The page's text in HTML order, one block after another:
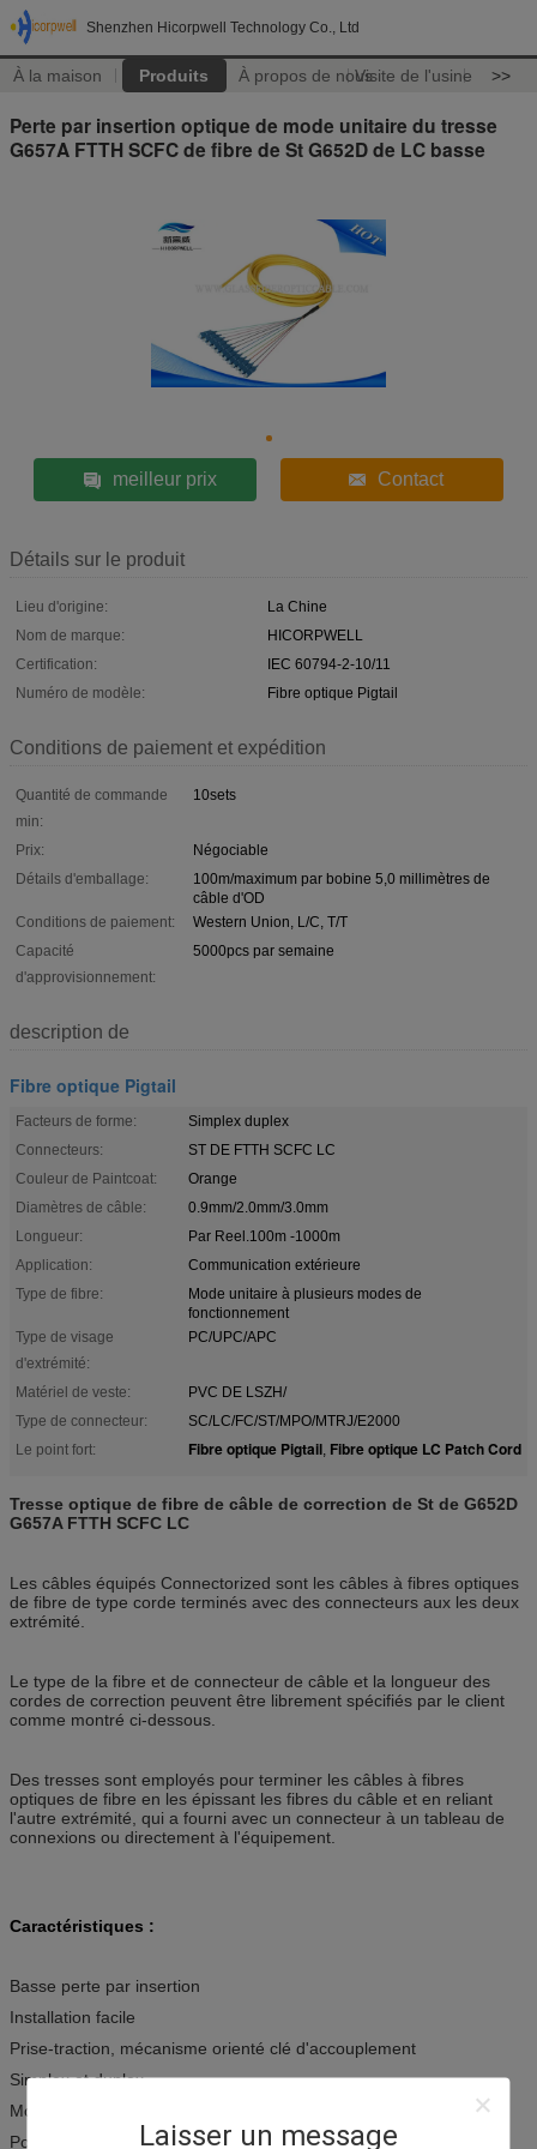
Shenzhen Hicorpwell Technology Co., Ltd
À la maison Produits À propos de nousVisite de l'usine >>
Laisser un message
Perte par insertion optique de mode unitaire du tresse
G657A FTTH SCFC de fibre de St G652D de LC basse
meilleur prix Contact
Détails sur le produit
Lieu d'origine:
La Chine
Nom de marque:
HICORPWELL
Certification:
IEC 60794-2-10/11
Numéro de modèle:
Fibre optique Pigtail
Conditions de paiement et expédition
Quantité de commande
min:
10sets
Prix:
Négociable
Détails d'emballage:
100m/maximum par bobine 5,0 millimètres de
câble d'OD
Conditions de paiement:
Western Union, L/C, T/T
Capacité
d'approvisionnement:
5000pcs par semaine
description de
Fibre optique Pigtail
Facteurs de forme:
Simplex duplex
Connecteurs:
ST DE FTTH SCFC LC
Couleur de Paintcoat:
Orange
Diamètres de câble:
0.9mm/2.0mm/3.0mm
Longueur:
Par Reel.100m -1000m
Application:
Communication extérieure
Type de fibre:
Mode unitaire à plusieurs modes de
fonctionnement
Type de visage
d'extrémité:
PC/UPC/APC
Matériel de veste:
PVC DE LSZH/
Type de connecteur:
SC/LC/FC/ST/MPO/MTRJ/E2000
Le point fort:
Fibre optique Pigtail, Fibre optique LC Patch Cord
Tresse optique de fibre de câble de correction de St de G652D
G657A FTTH SCFC LC
Les câbles équipés Connectorized sont les câbles à fibres optiques
de fibre de type corde terminés avec des connecteurs aux les deux
extrémité.
Le type de la fibre et de connecteur de câble et la longueur des
cordes de correction peuvent être librement spécifiés par le client
comme montré ci-dessous.
Des tresses sont employés pour terminer les câbles à fibres
optiques de fibre en les épissant les fibres du câble et en reliant
l'autre extrémité, qui a fourni avec un connecteur à un tableau de
connexions ou directement à l'équipement.
Caractéristiques :
Basse perte par insertion
Installation facile
Prise-traction, mécanisme orienté clé d'accouplement
Simplex et duplex
Mode et à plusieurs modes de fonctionnement unitaires
Polissage de PC, d'UPC et de RPA